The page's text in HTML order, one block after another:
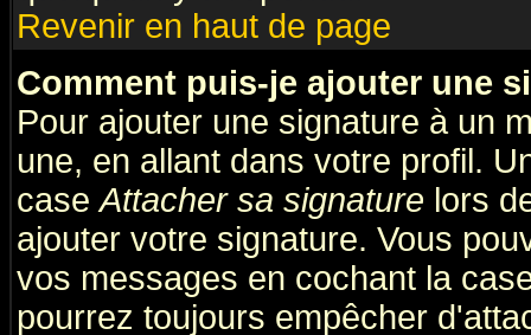
Revenir en haut de page
Comment puis-je ajouter une
Pour ajouter une signature à un
une, en allant dans votre profil.
caseAttacher sa signature lors
ajouter votre signature. Vous
vos messages en cochant la
pourrez toujours empêcher